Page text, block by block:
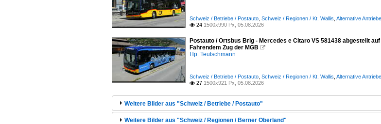
Schweiz / Betriebe / Postauto Schweiz / Regionen / Kt. Wallis Alternative
 24 1500x990 Px, 05.08.2026
Postauto / Ortsbus Brig - Mercedes e Citaro VS 581438 abgestellt
Fahrendem Zug der MGB 
Hp. Teutschmann
Schweiz / Betriebe / Postauto Schweiz / Regionen / Kt. Wallis Alternative
 27 1500x921 Px, 05.08.2026
Weitere Bilder aus "Schweiz / Betriebe / Postauto"
Weitere Bilder aus "Schweiz / Regionen / Berner Oberland"